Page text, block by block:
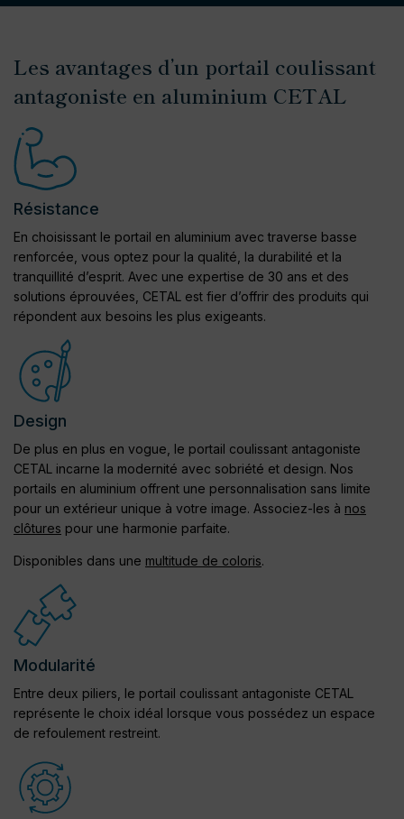
Les avantages d’un portail coulissant
antagoniste en aluminium CETAL
Résistance
En choisissant le portail en aluminium avec traverse basse
renforcée, vous optez pour la qualité, la durabilité et la
tranquillité d’esprit. Avec une expertise de 30 ans et des
solutions éprouvées, CETAL est fier d’offrir des produits qui
répondent aux besoins les plus exigeants.
Design
De plus en plus en vogue, le portail coulissant antagoniste
CETAL incarne la modernité avec sobriété et design. Nos
portails en aluminium offrent une personnalisation sans limite
pour un extérieur unique à votre image. Associez-les à nos
clôtures pour une harmonie parfaite.
Disponibles dans une multitude de coloris.
Modularité
Entre deux piliers, le portail coulissant antagoniste CETAL
représente le choix idéal lorsque vous possédez un espace
de refoulement restreint.